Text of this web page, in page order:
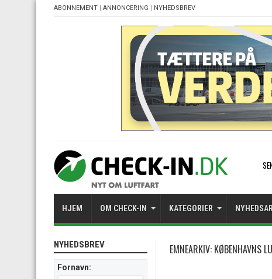
ABONNEMENT | ANNONCERING | NYHEDSBREV
HJEM OM CHECK-IN KATEGORIER
EMNEARKIV: KØBENHAVNS
NYHEDSBREV
Fornavn: